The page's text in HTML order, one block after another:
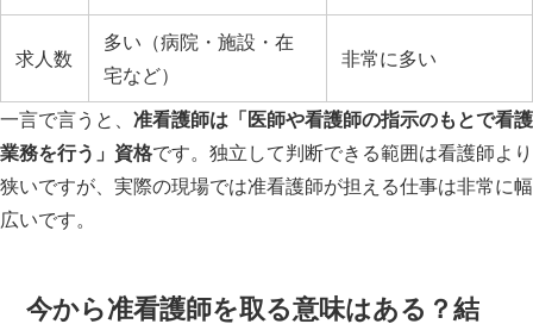
求人数
多い（病院・施設・在
宅など）
非常に多い
一言で言うと、 准看護師は「医師や看護師の指示のもとで看護
業務を行う」資格です。独立して判断できる範囲は看護師より
狭いですが、実際の現場では准看護師が担える仕事は非常に幅
広いです。
今から准看護師を取る意味はある？結